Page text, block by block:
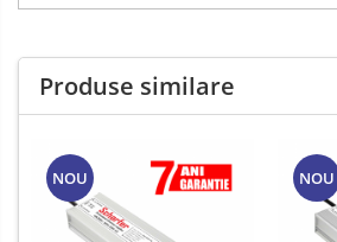
Produse similare
NOU NOU